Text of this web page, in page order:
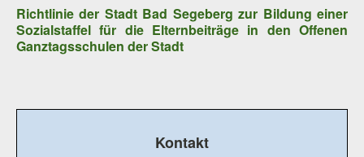
Richtlinie der Stadt Bad Segeberg zur Bildung einer
Sozialstaffel für die Elternbeiträge in den Offenen
Ganztagsschulen der Stadt
Kontakt